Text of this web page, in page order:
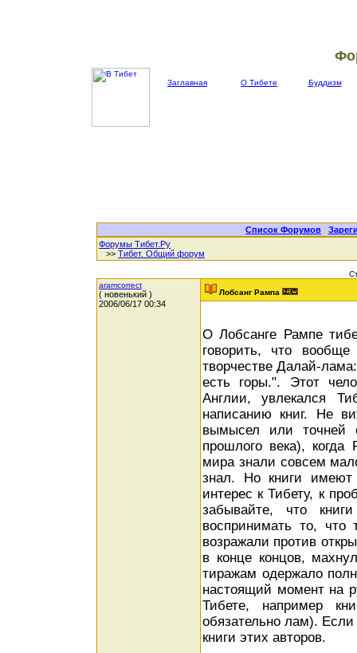
Заглавная О Тибете Буддизм
Список Форумов |
Форумы Тибет.Ру
>> Тибет. Общий форум
aramcorrect
( новенький )
2006/06/17 00:34
Лобсанг Рампа
О Лобсанге Рампе
говорить, что
творчестве Далай-
есть горы.". Этот
Англии, увлекался
написанию книг. Не
вымысел или точней
прошлого века),
мира знали совсем
знал. Но книги
интерес к Тибету, к
забывайте, что
воспринимать то, что
возражали против
в конце концов,
тиражам одержало
настоящий момент на
Тибете, например
обязательно лам).
книги этих авторов.